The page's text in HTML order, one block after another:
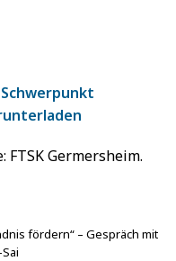
Schwerpunkt
FTSK Germersheim.
fördern“ – Gespräch mit